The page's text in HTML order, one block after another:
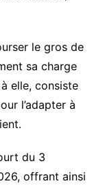
le gros de
sa charge
elle, consiste
l’adapter à
du 3
offrant ainsi